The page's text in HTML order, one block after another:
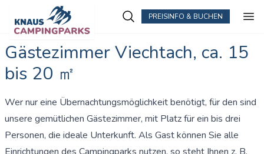
Zum Hauptinhalt springen
PREISINFO & BUCHEN
Gästezimmer Viechtach, ca. 15
bis 20 ㎡
Wer nur eine Übernachtungsmöglichkeit benötigt, für den sind
unsere gemütlichen Gästezimmer, mit Platz für ein bis drei
Personen, die ideale Unterkunft. Als Gast können Sie alle